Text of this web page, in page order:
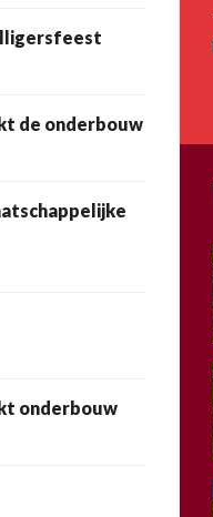
de onderbouw
versterkt onderbouw